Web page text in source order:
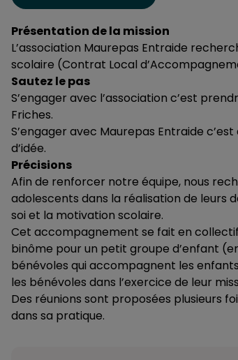
Présentation de la mission
L’association Maurepas Entraide
scolaire (Contrat Local
Sautez le pas
S’engager avec l’association c’est
Friches.
S’engager avec Maurepas Entraide
d’idée.
Précisions
Afin de renforcer notre équipe, nous
adolescents dans la réalisation de leurs
soi et la motivation scolaire.
Cet accompagnement se fait en
binôme pour un petit groupe d’enfant
bénévoles qui accompagnent les
les bénévoles dans l’exercice de leur
Des réunions sont proposées plusieurs
dans sa pratique.